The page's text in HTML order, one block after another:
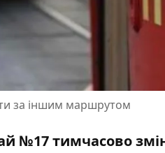
за іншим маршрутом
№17 тимчасово